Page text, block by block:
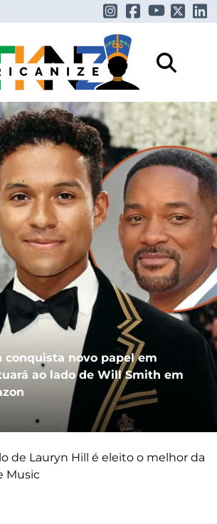
conquista novo papel em
ao lado de Will Smith em